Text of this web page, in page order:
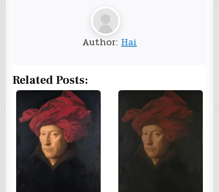
Author: Hai
Related Posts: